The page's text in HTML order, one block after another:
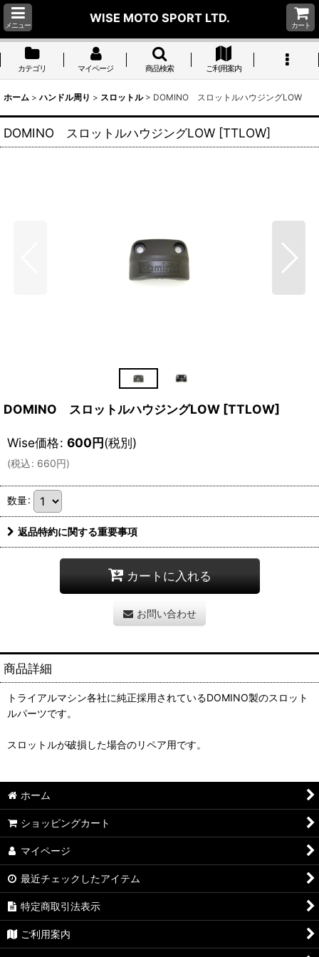
メニュー
WISE MOTO SPORT LTD.
カート
カテゴリ マイページ 商品検索 ご利用案内
ホーム > ハンドル周り > スロットル > DOMINO スロットルハウジングLOW
DOMINO スロットルハウジングLOW [TTLOW]
DOMINO スロットルハウジングLOW [TTLOW]
Wise価格: 600円(税別)
(税込: 660円)
数量:
返品特約に関する重要事項
カートに入れる
お問い合わせ
商品詳細
トライアルマシン各社に純正採用されているDOMINO製のスロット
ルパーツです。
スロットルが破損した場合のリペア用です。
ホーム
ショッピングカート
マイページ
最近チェックしたアイテム
特定商取引法表示
ご利用案内